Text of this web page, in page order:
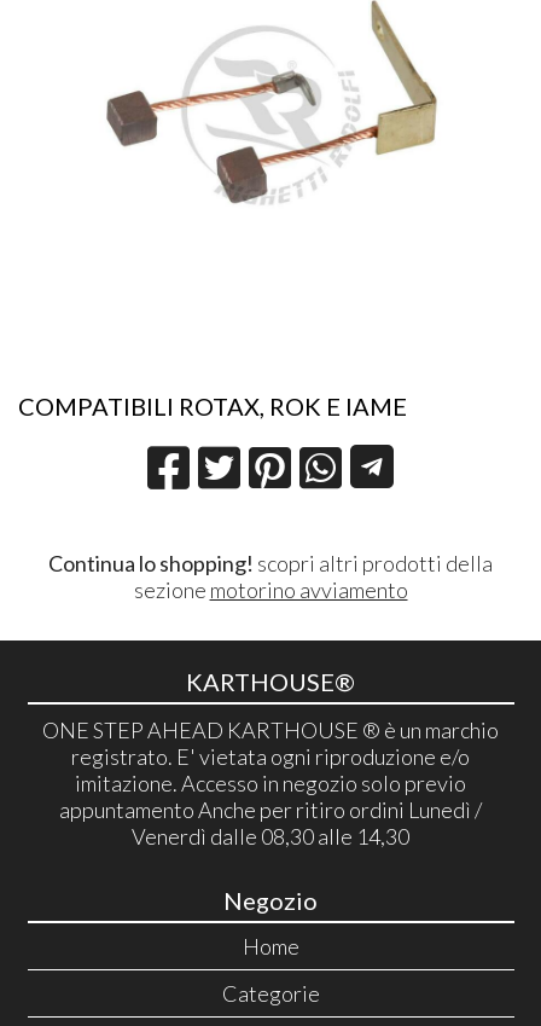
COMPATIBILI ROTAX, ROK E IAME
Continua lo shopping! scopri altri prodotti della
sezione motorino avviamento
KARTHOUSE®
ONE STEP AHEAD KARTHOUSE ® è un marchio
registrato. E' vietata ogni riproduzione e/o
imitazione. Accesso in negozio solo previo
appuntamento Anche per ritiro ordini Lunedì /
Venerdì dalle 08,30 alle 14,30
Negozio
Home
Categorie